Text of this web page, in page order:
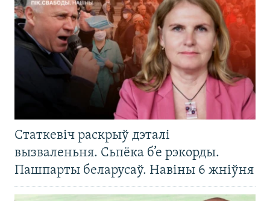
Статкевіч раскрыў дэталі
вызваленьня. Сьпёка б’е рэкорды.
Пашпарты беларусаў. Навіны 6 жніўня